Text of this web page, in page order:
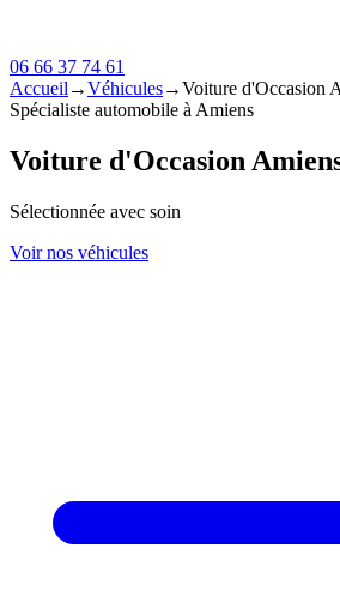
06 66 37 74 61
Accueil →Véhicules→Voiture d'Occasion
Spécialiste automobile à Amiens
Voiture d'Occasion
Sélectionnée avec soin
Voir nos véhicules